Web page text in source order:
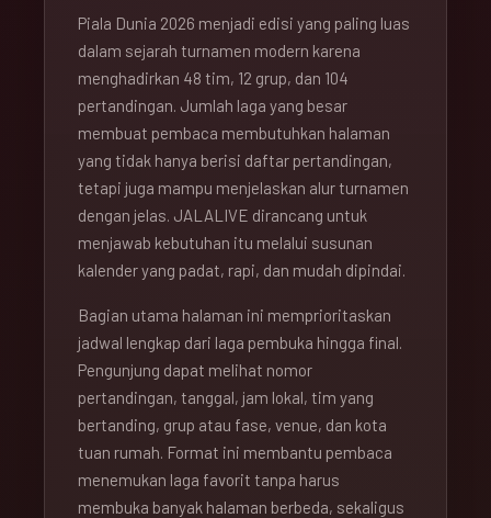
Piala Dunia 2026 menjadi edisi yang paling luas
dalam sejarah turnamen modern karena
menghadirkan 48 tim, 12 grup, dan 104
pertandingan. Jumlah laga yang besar
membuat pembaca membutuhkan halaman
yang tidak hanya berisi daftar pertandingan,
tetapi juga mampu menjelaskan alur turnamen
dengan jelas. JALALIVE dirancang untuk
menjawab kebutuhan itu melalui susunan
kalender yang padat, rapi, dan mudah dipindai.
Bagian utama halaman ini memprioritaskan
jadwal lengkap dari laga pembuka hingga final.
Pengunjung dapat melihat nomor
pertandingan, tanggal, jam lokal, tim yang
bertanding, grup atau fase, venue, dan kota
tuan rumah. Format ini membantu pembaca
menemukan laga favorit tanpa harus
membuka banyak halaman berbeda, sekaligus